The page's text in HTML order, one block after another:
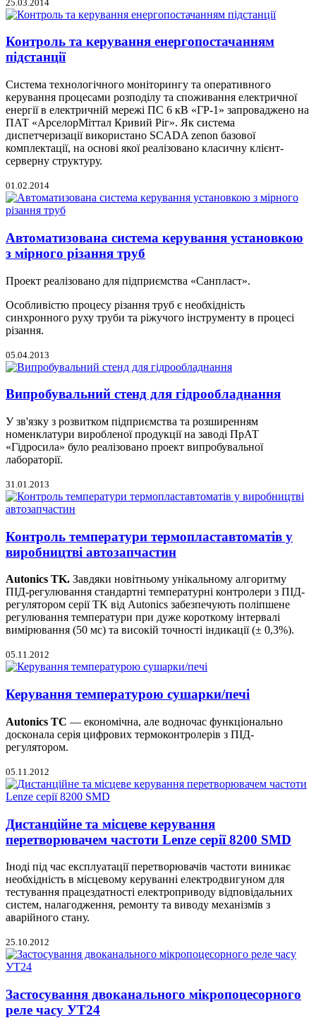
25.03.2014
Контроль та керування енергопостачанням
підстанції
Система технологічного моніторингу та оперативного
керування процесами розподілу та споживання електричної
енергії в електричній мережі ПС 6 кВ «ГР-1» запроваджено на
ПАТ «АрселорМіттал Кривий Ріг». Як система
диспетчеризації використано SCADA zenon базової
комплектації, на основі якої реалізовано класичну клієнт-
серверну структуру.
01.02.2014
Автоматизована система керування установкою
з мірного різання труб
Проект реалізовано для підприємства «Санпласт».
Особливістю процесу різання труб є необхідність
синхронного руху труби та ріжучого інструменту в процесі
різання.
05.04.2013
Випробувальний стенд для гідрообладнання
У зв'язку з розвитком підприємства та розширенням
номенклатури виробленої продукції на заводі ПрАТ
«Гідросила» було реалізовано проект випробувальної
лабораторії.
31.01.2013
Контроль температури термопластавтоматів у
виробництві автозапчастин
Autonics TK. Завдяки новітньому унікальному алгоритму
ПІД-регулювання стандартні температурні контролери з ПІД-
регулятором серії TK від Autonics забезпечують поліпшене
регулювання температури при дуже короткому інтервалі
вимірювання (50 мс) та високій точності індикації (± 0,3%).
05.11.2012
Керування температурою сушарки/печі
Autonics TC — економічна, але водночас функціонально
досконала серія цифрових термоконтролерів з ПІД-
регулятором.
05.11.2012
Дистанційне та місцеве керування
перетворювачем частоти Lenze серії 8200 SMD
Іноді під час експлуатації перетворювачів частоти виникає
необхідність в місцевому керуванні електродвигуном для
тестування працездатності електроприводу відповідальних
систем, налагодження, ремонту та виводу механізмів з
аварійного стану.
25.10.2012
Застосування двоканального мікропоцесорного
реле часу УТ24